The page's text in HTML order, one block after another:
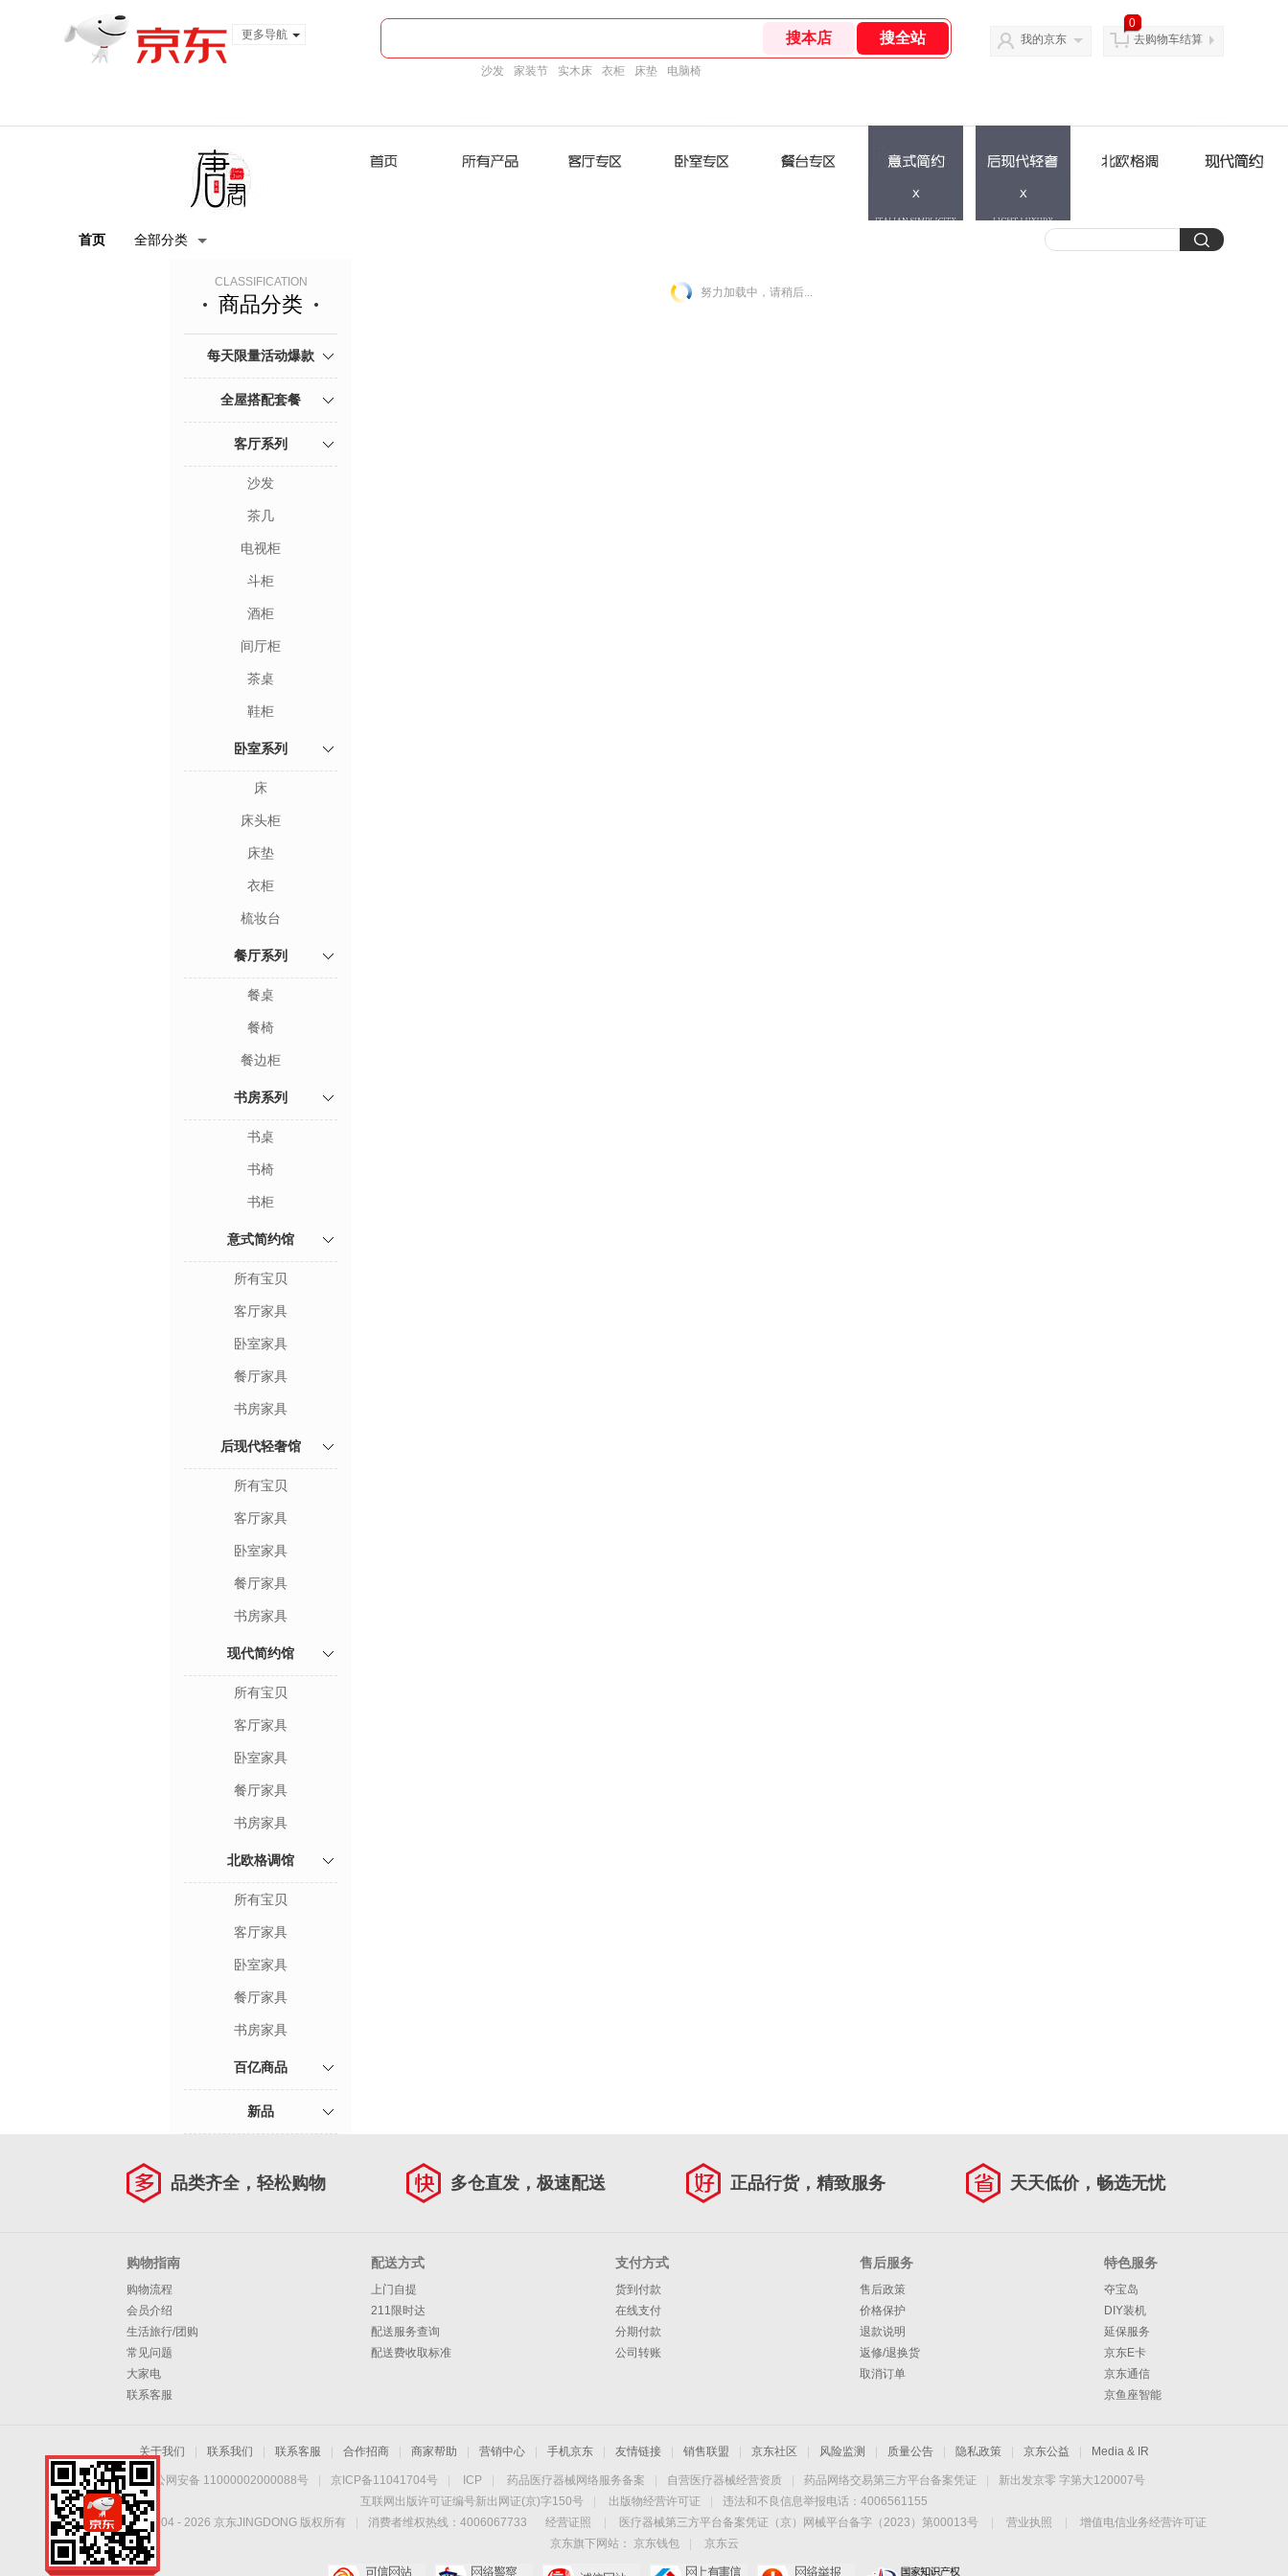
更多导航
沙发 家装节 实木床 衣柜 床垫 电脑椅
我的京东
0
去购物车结算
首页 全部分类
CLASSIFICATION
商品分类
每天限量活动爆款
全屋搭配套餐
客厅系列
沙发
茶几
电视柜
斗柜
酒柜
间厅柜
茶桌
鞋柜
卧室系列
床
床头柜
床垫
衣柜
梳妆台
餐厅系列
餐桌
餐椅
餐边柜
书房系列
书桌
书椅
书柜
意式简约馆
所有宝贝
客厅家具
卧室家具
餐厅家具
书房家具
后现代轻奢馆
所有宝贝
客厅家具
卧室家具
餐厅家具
书房家具
现代简约馆
所有宝贝
客厅家具
卧室家具
餐厅家具
书房家具
北欧格调馆
所有宝贝
客厅家具
卧室家具
餐厅家具
书房家具
百亿商品
新品
努力加载中，请稍后...
品类齐全，轻松购物 多仓直发，极速配送 正品行货，精致服务 天天低价，畅选无忧
购物指南
购物流程
会员介绍
生活旅行/团购
常见问题
大家电
联系客服
配送方式
上门自提
211限时达
配送服务查询
配送费收取标准
支付方式
货到付款
在线支付
分期付款
公司转账
售后服务
售后政策
价格保护
退款说明
返修/退换货
取消订单
特色服务
夺宝岛
DIY装机
延保服务
京东E卡
京东通信
京鱼座智能
关于我们 联系我们 联系客服 合作招商 商家帮助 营销中心 手机京东 友情链接 销售联盟 京东社区 风险监测 质量公告 隐私政策 京东公益 Media & IR
京公网安备 11000002000088号 京ICP备11041704号 ICP 药品医疗器械网络服务备案 自营医疗器械经营资质 药品网络交易第三方平台备案凭证
新出发京零 字第大120007号
互联网出版许可证编号新出网证(京)字150号
出版物经营许可证
违法和不良信息举报电话：4006561155
Copyright © 2004 - 2026 京东JINGDONG 版权所有 消费者维权热线：4006067733 经营证照 医疗器械第三方平台备案凭证（京）网械平台备字（2023）第00013号 营业执照
增值电信业务经营许可证
京东旗下网站：
京东钱包 京东云